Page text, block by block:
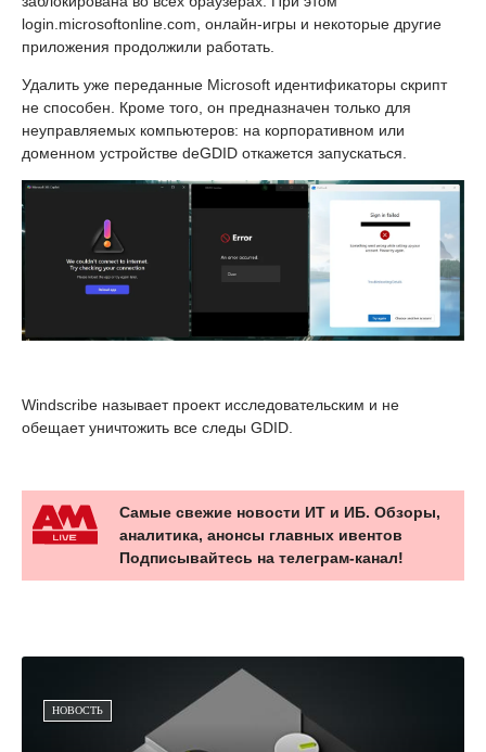
login.microsoftonline.com, онлайн-игры и некоторые другие
приложения продолжили работать.
Удалить уже переданные Microsoft идентификаторы скрипт
не способен. Кроме того, он предназначен только для
неуправляемых компьютеров: на корпоративном или
доменном устройстве deGDID откажется запускаться.
Windscribe называет проект исследовательским и не
обещает уничтожить все следы GDID.
Самые свежие новости ИТ и ИБ. Обзоры,
аналитика, анонсы главных ивентов
Подписывайтесь на телеграм-канал!
НОВОСТЬ